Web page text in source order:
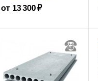
от 13 300 ₽